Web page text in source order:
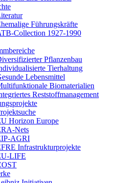
Führungskräfte
Collection 1927-1990
Pflanzenbau
Tierhaltung
Lebensmittel
Biomaterialien
Reststoffmanagement
Horizon Europe
Nets
AGRI
Infrastrukturprojekte
LIFE